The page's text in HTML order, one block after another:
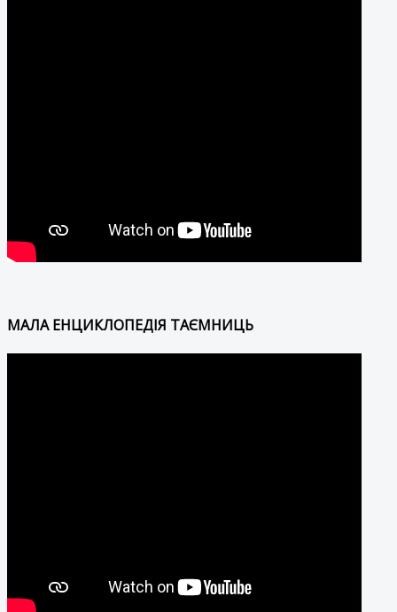
МАЛА ЕНЦИКЛОПЕДІЯ ТАЄМНИЦЬ